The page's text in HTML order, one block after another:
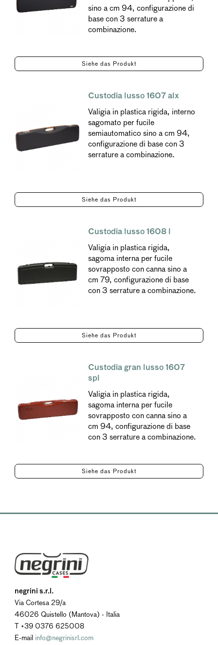
sino a cm 94, configurazione di
base con 3 serrature a
combinazione.
Siehe das Produkt
Custodia lusso 1607 alx
Valigia in plastica rigida, interno
sagomato per fucile
semiautomatico sino a cm 94,
configurazione di base con 3
serrature a combinazione.
Siehe das Produkt
Custodia lusso 1608 l
Valigia in plastica rigida,
sagoma interna per fucile
sovrapposto con canna sino a
cm 79, configurazione di base
con 3 serrature a combinazione.
Siehe das Produkt
Custodia gran lusso 1607
spl
Valigia in plastica rigida,
sagoma interna per fucile
sovrapposto con canna sino a
cm 94, configurazione di base
con 3 serrature a combinazione.
Siehe das Produkt
negrini s.r.l.
Via Cortesa 29/a
46026 Quistello (Mantova) - Italia
T +39 0376 625008
E-mail info@negrinisrl.com